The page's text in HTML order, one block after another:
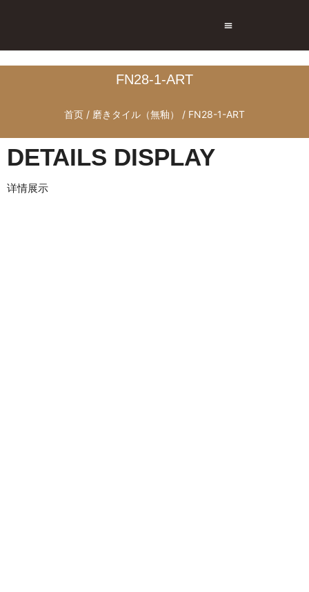
FN28-1-ART
首页 / 磨きタイル（無釉） / FN28-1-ART
DETAILS DISPLAY
详情展示